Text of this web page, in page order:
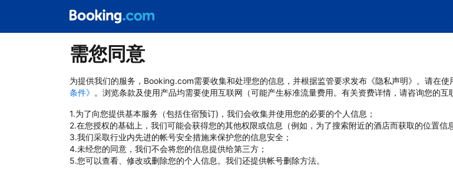
需您同意
为提供我们的服务，Booking.com需要收集和处理您的信息，并根据监管要求发布《隐私声明》。请在使
条件》 。浏览条款及使用产品均需要使用互联网（可能产生标准流量费用。有关资费详情，请咨询您的互
1.为了向您提供基本服务（包括住宿预订)，我们会收集并使用您的必要的个人信息；
2.在您授权的基础上，我们可能会获得您的其他权限或信息（例如，为了搜索附近的酒店而获取的位置信
3.我们采取行业内先进的帐号安全措施来保护您的信息安全；
4.未经您的同意，我们不会将您的信息提供给第三方；
5.您可以查看、修改或删除您的个人信息。我们还提供帐号删除方法。